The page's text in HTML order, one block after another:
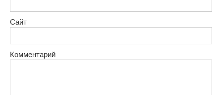
Сайт
Комментарий